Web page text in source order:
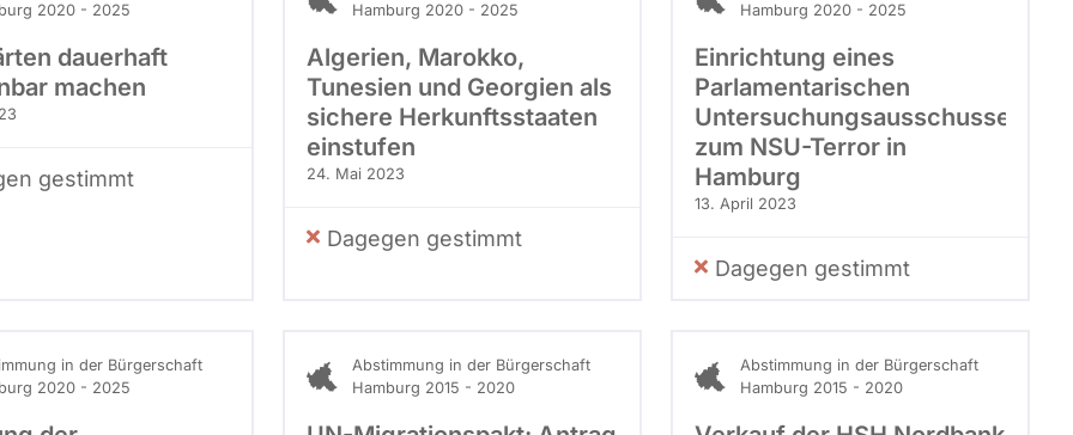
2020 - 2025
dauerhaft
machen
gestimmt
Hamburg 2020 - 2025
Algerien, Marokko,
Tunesien und Georgien als
sichere Herkunftsstaaten
einstufen
24. Mai 2023
Dagegen gestimmt
Hamburg 2020 - 2025
Einrichtung eines
Parlamentarischen
Untersuchungsausschusses
zum NSU-Terror in
Hamburg
13. April 2023
Dagegen gestimmt
in der Bürgerschaft
2020 - 2025
Abstimmung in der Bürgerschaft
Hamburg 2015 - 2020
Abstimmung in der Bürgerschaft
Hamburg 2015 - 2020